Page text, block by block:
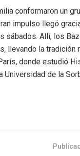
conformaron un
impulso llegó
Allí, los
llevando la
donde estudió
de la